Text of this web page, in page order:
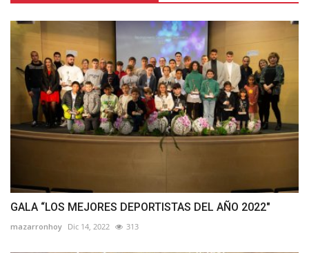
GALA “LOS MEJORES DEPORTISTAS DEL AÑO 2022"
mazarronhoy Dic 14, 2022 313